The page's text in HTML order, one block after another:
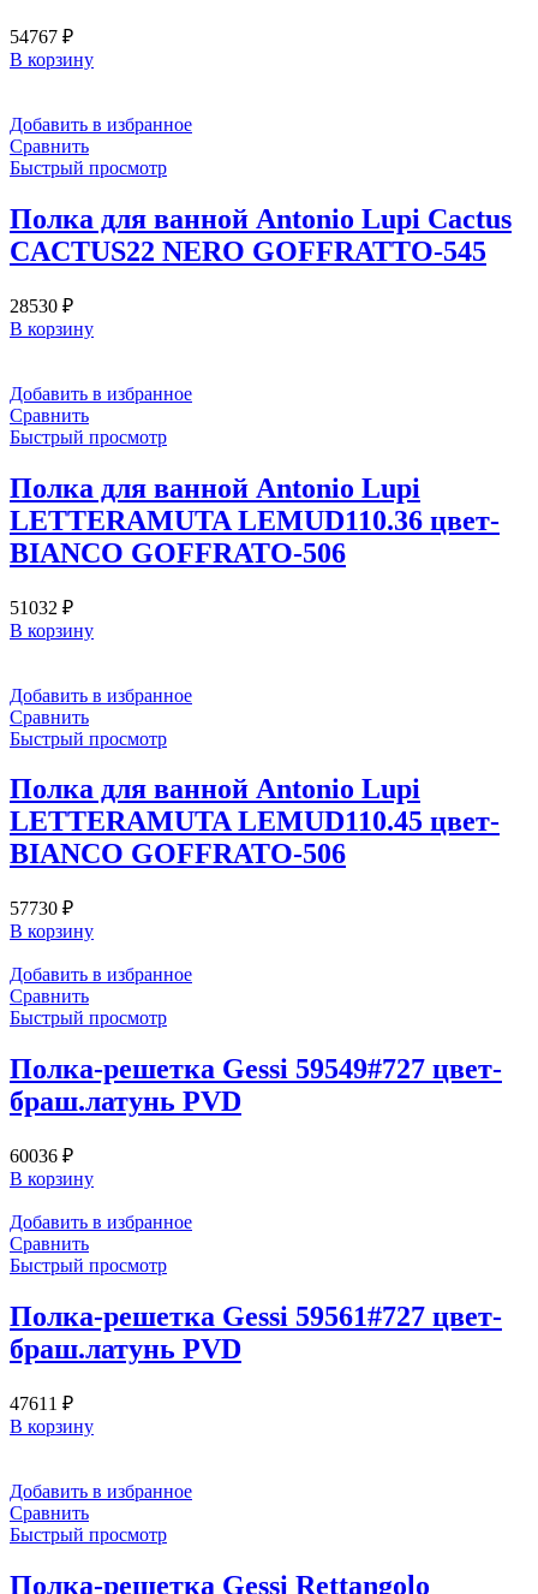
54767 ₽
В корзину
Добавить в избранное
Сравнить
Быстрый просмотр
Полка для ванной Antonio Lupi Cactus
CACTUS22 NERO GOFFRATTO-545
28530 ₽
В корзину
Добавить в избранное
Сравнить
Быстрый просмотр
Полка для ванной Antonio Lupi
LETTERAMUTA LEMUD110.36 цвет-
BIANCO GOFFRATO-506
51032 ₽
В корзину
Добавить в избранное
Сравнить
Быстрый просмотр
Полка для ванной Antonio Lupi
LETTERAMUTA LEMUD110.45 цвет-
BIANCO GOFFRATO-506
57730 ₽
В корзину
Добавить в избранное
Сравнить
Быстрый просмотр
Полка-решетка Gessi 59549#727 цвет-
браш.латунь PVD
60036 ₽
В корзину
Добавить в избранное
Сравнить
Быстрый просмотр
Полка-решетка Gessi 59561#727 цвет-
браш.латунь PVD
47611 ₽
В корзину
Добавить в избранное
Сравнить
Быстрый просмотр
Полка-решетка Gessi Rettangolo